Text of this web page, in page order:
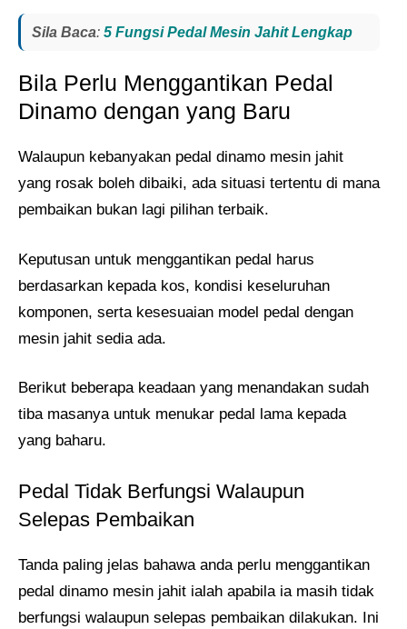
Sila Baca: 5 Fungsi Pedal Mesin Jahit Lengkap
Bila Perlu Menggantikan Pedal
Dinamo dengan yang Baru
Walaupun kebanyakan pedal dinamo mesin jahit
yang rosak boleh dibaiki, ada situasi tertentu di mana
pembaikan bukan lagi pilihan terbaik.
Keputusan untuk menggantikan pedal harus
berdasarkan kepada kos, kondisi keseluruhan
komponen, serta kesesuaian model pedal dengan
mesin jahit sedia ada.
Berikut beberapa keadaan yang menandakan sudah
tiba masanya untuk menukar pedal lama kepada
yang baharu.
Pedal Tidak Berfungsi Walaupun
Selepas Pembaikan
Tanda paling jelas bahawa anda perlu menggantikan
pedal dinamo mesin jahit ialah apabila ia masih tidak
berfungsi walaupun selepas pembaikan dilakukan. Ini